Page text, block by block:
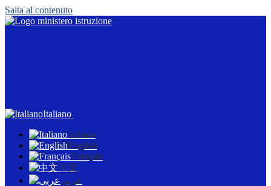
Salta al contenuto
Italiano
Italiano
English
Français
中文
عربى